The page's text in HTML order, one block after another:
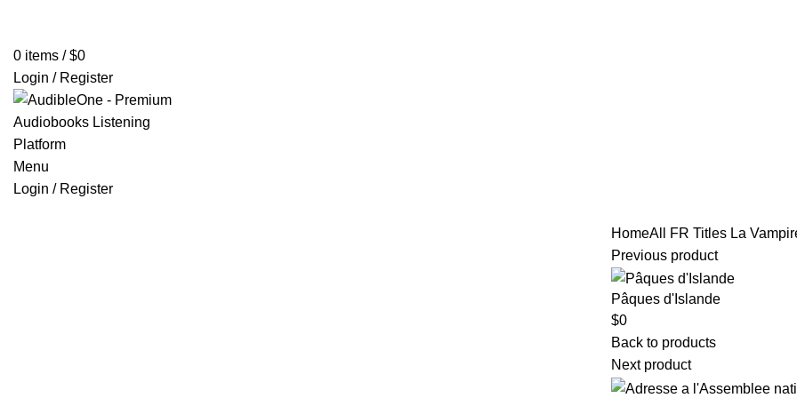
0 items / $0
Login / Register
Menu
Login / Register
HomeAll FR Titles La
Previous product
Pâques d'Islande
$0
Back to products
Next product